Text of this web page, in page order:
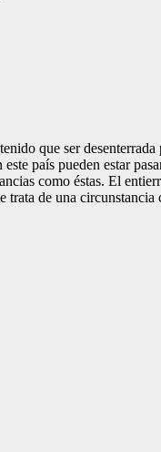
que ser
país pueden estar
como éstas. El
de una circunstancia